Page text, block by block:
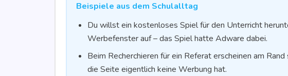
Bei­spie­le aus dem Schulalltag
Du willst ein kos­ten­lo­ses Spiel für den Unter­richt
Wer­be­fens­ter auf – das Spiel hat­te Adware dabei.
Beim Recher­chie­ren für ein Refe­rat erschei­nen am
die Sei­te eigent­lich kei­ne Wer­bung hat.